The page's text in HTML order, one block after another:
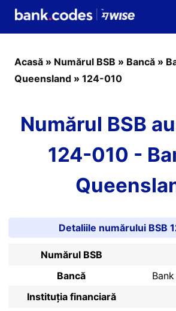
Acasă » Numărul BSB » Bancă »
Queensland » 124-010
Numărul BSB
124-010 -
Detaliile numărului BSB
Numărul BSB
Bancă
Instituția financiară